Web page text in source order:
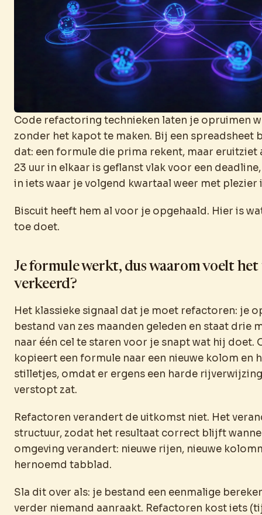
Code refactoring technieken laten je opruimen
zonder het kapot te maken. Bij een spreadsheet
dat: een formule die prima rekent, maar eruitziet
23 uur in elkaar is geflanst vlak voor een
in iets waar je volgend kwartaal weer met plezier
Biscuit heeft hem al voor je opgehaald. Hier is
toe doet.
Je formule werkt, dus waarom voelt
verkeerd?
Het klassieke signaal dat je moet refactoren: je
bestand van zes maanden geleden en staat drie
naar één cel te staren voor je snapt wat hij doet.
kopieert een formule naar een nieuwe kolom en
stilletjes, omdat er ergens een harde
verstopt zat.
Refactoren verandert de uitkomst niet. Het
structuur, zodat het resultaat correct blijft
omgeving verandert: nieuwe rijen, nieuwe
hernoemd tabblad.
Sla dit over als: je bestand een eenmalige
verder niemand aanraakt. Refactoren kost iets